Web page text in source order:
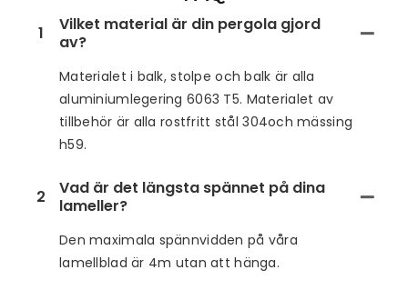
1
Vilket material är din pergola gjord
av?
Materialet i balk, stolpe och balk är alla
aluminiumlegering 6063 T5. Materialet av
tillbehör är alla rostfritt stål 304och mässing
h59.
2
Vad är det längsta spännet på dina
lameller?
Den maximala spännvidden på våra
lamellblad är 4m utan att hänga.